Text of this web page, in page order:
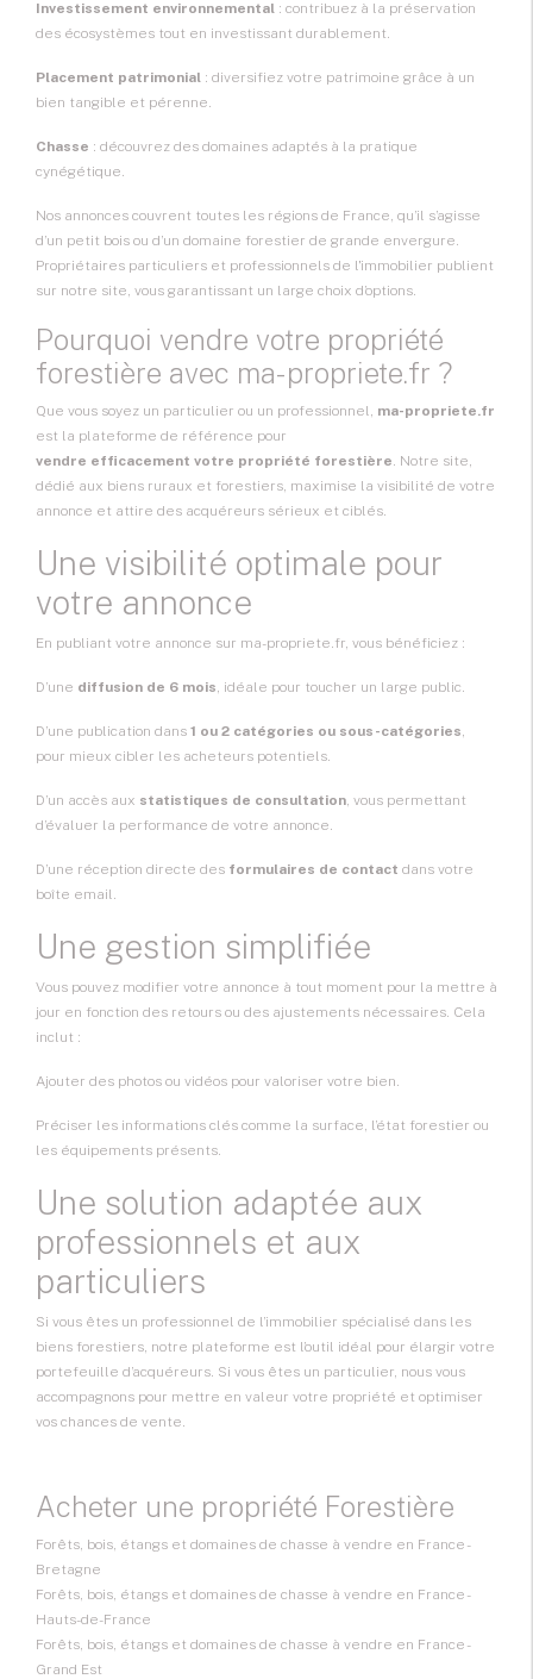
Investissement environnemental : contribuez à la préservation
des écosystèmes tout en investissant durablement.
Placement patrimonial : diversifiez votre patrimoine grâce à un
bien tangible et pérenne.
Chasse : découvrez des domaines adaptés à la pratique
cynégétique.
Nos annonces couvrent toutes les régions de France, qu’il s’agisse
d’un petit bois ou d’un domaine forestier de grande envergure.
Propriétaires particuliers et professionnels de l'immobilier publient
sur notre site, vous garantissant un large choix d’options.
Pourquoi vendre votre propriété
forestière avec ma-propriete.fr ?
Que vous soyez un particulier ou un professionnel, ma-propriete.fr
est la plateforme de référence pour
vendre efficacement votre propriété forestière. Notre site,
dédié aux biens ruraux et forestiers, maximise la visibilité de votre
annonce et attire des acquéreurs sérieux et ciblés.
Une visibilité optimale pour
votre annonce
En publiant votre annonce sur ma-propriete.fr, vous bénéficiez :
D’une diffusion de 6 mois, idéale pour toucher un large public.
D’une publication dans 1 ou 2 catégories ou sous-catégories,
pour mieux cibler les acheteurs potentiels.
D’un accès aux statistiques de consultation, vous permettant
d’évaluer la performance de votre annonce.
D’une réception directe des formulaires de contact dans votre
boîte email.
Une gestion simplifiée
Vous pouvez modifier votre annonce à tout moment pour la mettre à
jour en fonction des retours ou des ajustements nécessaires. Cela
inclut :
Ajouter des photos ou vidéos pour valoriser votre bien.
Préciser les informations clés comme la surface, l’état forestier ou
les équipements présents.
Une solution adaptée aux
professionnels et aux
particuliers
Si vous êtes un professionnel de l’immobilier spécialisé dans les
biens forestiers, notre plateforme est l’outil idéal pour élargir votre
portefeuille d’acquéreurs. Si vous êtes un particulier, nous vous
accompagnons pour mettre en valeur votre propriété et optimiser
vos chances de vente.
Acheter une propriété Forestière
Forêts, bois, étangs et domaines de chasse à vendre en France -
Bretagne
Forêts, bois, étangs et domaines de chasse à vendre en France -
Hauts-de-France
Forêts, bois, étangs et domaines de chasse à vendre en France -
Grand Est